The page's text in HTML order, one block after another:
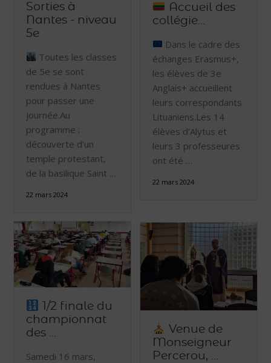
Sorties à
Nantes - niveau
5e
Toutes les classes
de 5e se sont
rendues à Nantes
pour passer une
journée.Au
programme :
découverte d’un
temple protestant,
de la basilique Saint …
22 mars 2024
Accueil des
collégie...
Dans le cadre des
échanges Erasmus+,
les élèves de 3e
Anglais+ accueillent
leurs correspondants
Lituaniens.Les 14
élèves d’Alytus et
leurs 3 professeures
ont été …
22 mars 2024
1/2 finale du
championnat
des ...
Samedi 16 mars,
Venue de
Monseigneur
Percerou, ...